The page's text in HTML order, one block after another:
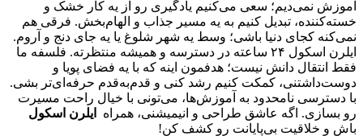
آموزش نمی‌دیم؛ سعی می‌کنیم یادگیری رو از یه کار خشک و
خسته‌کننده، تبدیل کنیم به یه مسیر جذاب و الهام‌بخش. فرقی هم
نمی‌کنه کجای دنیا باشی؛ وسط یه شهر شلوغ یا یه جای دنج و آروم.
ایلرن اسکول ۲۴ ساعته در دسترسه و همیشه منتظرته. فلسفه ما
فقط انتقال دانش نیست؛ هدفمون اینه که با یه فضای پویا و
دوست‌داشتنی، کمکت کنیم رشد کنی و قدم‌به‌قدم حرفه‌ای‌تر بشی.
با دسترسی نامحدود به آموزش‌ها، می‌تونی با خیال راحت مسیرت
رو بسازی. اگه عاشق طراحی و انیمیشنی، همراه
ایلرن اسکول
باش و خلاقیت بی‌پایانت رو کشف کن!